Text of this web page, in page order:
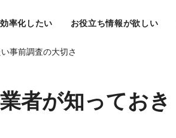
率化したい お役立ち情報が欲しい
事前調査の大切さ
者が知っておき